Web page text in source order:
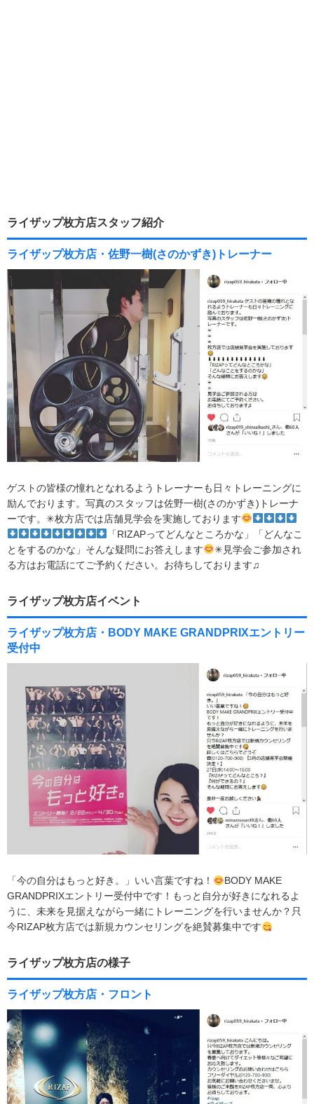
ライザップ枚方店スタッフ紹介
ライザップ枚方店・佐野一樹(さのかずき)トレーナー
ゲストの皆様の憧れとなれるようトレーナーも日々トレーニングに
励んでおります。写真のスタッフは佐野一樹(さのかずき)トレーナ
ーです。✳︎枚方店では店舗見学会を実施しております
「RIZAPってどんなところかな」「どんなこ
とをするのかな」そんな疑問にお答えします
✳︎見学会ご参加され
る方はお電話にてご予約ください。お待ちしております♫
ライザップ枚方店イベント
ライザップ枚方店・BODY MAKE GRANDPRIXエントリー
受付中
「今の自分はもっと好き。」いい言葉ですね！
BODY MAKE
GRANDPRIXエントリー受付中です！もっと自分が好きになれるよ
うに、未来を見据えながら一緒にトレーニングを行いませんか？只
今RIZAP枚方店では新規カウンセリングを絶賛募集中です
ライザップ枚方店の様子
ライザップ枚方店・フロント